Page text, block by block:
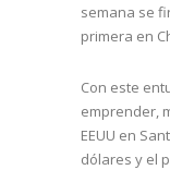
semana se
primera en
Con este
emprender,
EEUU en
dólares y el